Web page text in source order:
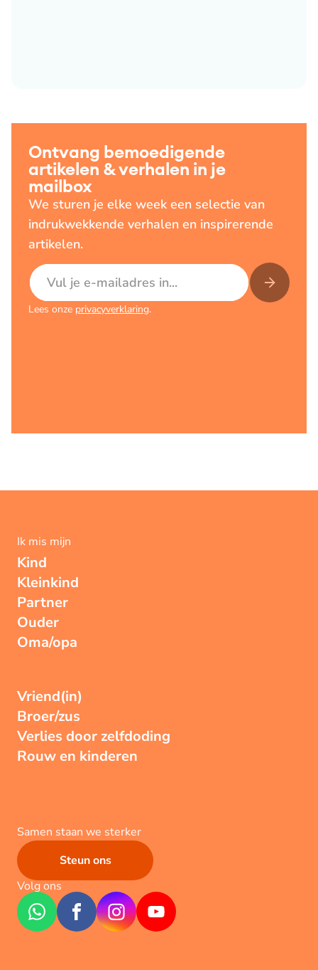
Ontvang bemoedigende
artikelen & verhalen in je
mailbox
We sturen je elke week een selectie van
indrukwekkende verhalen en inspirerende
artikelen.
E-mailadres
Lees onze privacyverklaring.
Ik mis mijn
Kind
Kleinkind
Partner
Ouder
Oma/opa
Vriend(in)
Broer/zus
Verlies door zelfdoding
Rouw en kinderen
Samen staan we sterker
Steun ons
Volg ons